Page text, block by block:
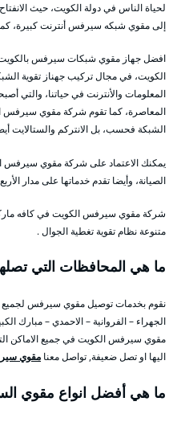
لحياة الناس في دولة الكويت، حيث
إلى مقوي شبكه سيرفس أنترنت كبيرة،
افضل جهاز مقوي شبكات سيرفس بالكويت
الكويت، في مجال تركيب جهناز تقوية
المعلومات والأنترنت في حياتنا، والتي
المعاصرة، كما تقوم شركة مقوي سيرفس
الشبكة فحسب، بل الانتركم والستالايت
يمكنك الاعتماد على شركة مقوي سيرفس
الصيانة، وأيضا تقدم خدماتها على مدار
شركة مقوي سيرفس الكويت في كافه
متنوعة نظام تقوية تغطية الجوال .
ما هي المحافظات التي
نقوم بخدمات توصيل مقوي سيرفس لجميع
الجهراء – الفروانية – الاحمدي – مبارك
مقوي سيرفس الكويت في جميع الاماكن
اليها او تصل ضعيفة, تواصل معنا مقوي
ما هي أفضل انواع مقوي